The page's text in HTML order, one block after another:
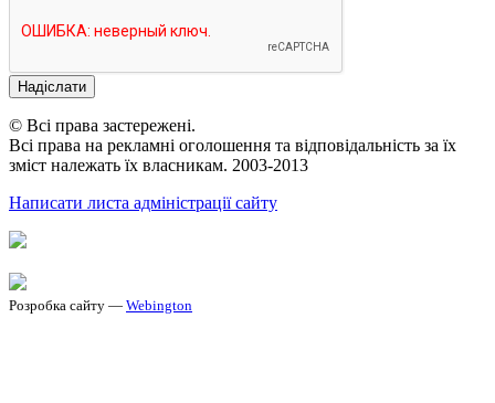
Надіслати
© Всі права застережені.
Всі права на рекламні оголошення та відповідальність за їх
зміст належать їх власникам. 2003-2013
Написати листа адміністрації сайту
Розробка сайту — Webington